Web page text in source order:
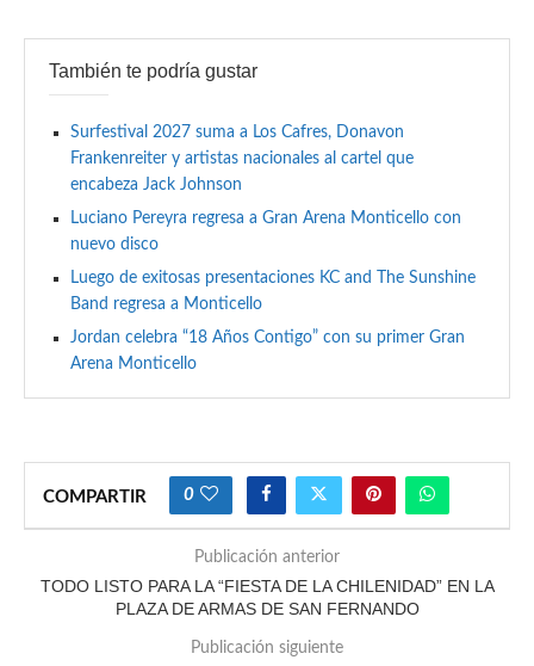
También te podría gustar
Surfestival 2027 suma a Los Cafres, Donavon
Frankenreiter y artistas nacionales al cartel que
encabeza Jack Johnson
Luciano Pereyra regresa a Gran Arena Monticello con
nuevo disco
Luego de exitosas presentaciones KC and The Sunshine
Band regresa a Monticello
Jordan celebra “18 Años Contigo” con su primer Gran
Arena Monticello
COMPARTIR 0
Publicación anterior
TODO LISTO PARA LA “FIESTA DE LA CHILENIDAD” EN LA
PLAZA DE ARMAS DE SAN FERNANDO
Publicación siguiente